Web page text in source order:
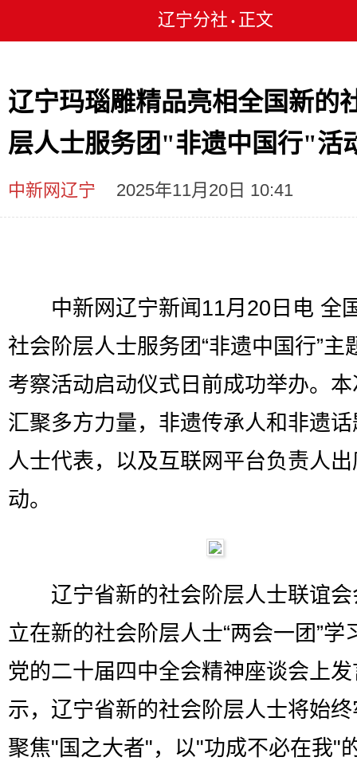
辽宁分社 • 正文
辽宁玛瑙雕精品亮相全国新的
层人士服务团"非遗中国行"活
中新网辽宁 2025年11月20日 10:41
中新网辽宁新闻11月20日电 全
社会阶层人士服务团“非遗中国行”主
考察活动启动仪式日前成功举办。
汇聚多方力量，非遗传承人和非遗
人士代表，以及互联网平台负责人
动。
辽宁省新的社会阶层人士联谊会
立在新的社会阶层人士“两会一团”学
党的二十届四中全会精神座谈会上
示，辽宁省新的社会阶层人士将始
聚焦"国之大者"，以"功成不必在我"